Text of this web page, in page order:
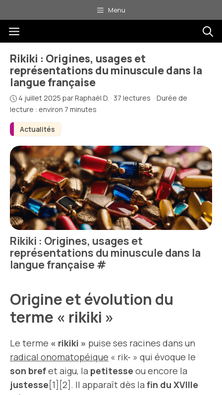
au
contenu
Menu
Menu
Actualités
Rikiki : Origines, usages et
représentations du minuscule dans la
langue française
4 juillet 2025 parRaphaël D. · 37 lectures · Durée de
lecture : environ 7 minutes
Rikiki : Origines, usages et
représentations du minuscule dans la
langue française#
Origine et évolution du
terme « rikiki »
Le terme « rikiki » puise ses racines dans un
radical onomatopéique « rik- » qui évoque le
son brefet aigu, la petitesse ou encore la
justesse[1][2]. Il apparaît dès la fin du XVIIIe